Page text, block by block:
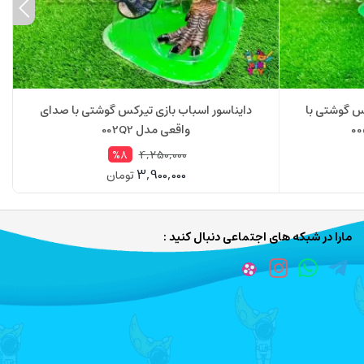
گوشتی با
دایناسور اسباب بازی تیرکس گوشتی با صدای
واقعی مدل 002Q2
4,250,000
%8
3,900,000تومان
مارا در شبکه های اجتماعی دنبال کنید :